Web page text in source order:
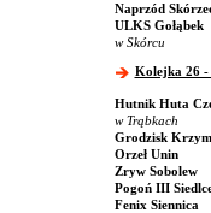
Naprzód
ULKS Gołąbek
w Skórcu
Kolejka 26 -
Hutnik Huta
w Trąbkach
Grodzisk
Orzeł Unin
Zryw Sobolew
Pogoń III
Fenix Siennica